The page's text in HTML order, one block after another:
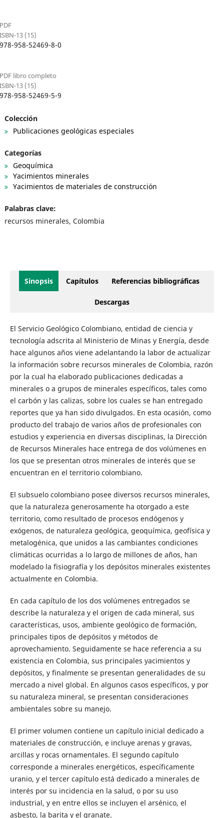
PDF
ISBN-13 (15)
978-958-52469-8-0
PDF libro completo
ISBN-13 (15)
978-958-52469-5-9
Colección
Publicaciones geológicas especiales
Categorías
Geoquímica
Yacimientos minerales
Yacimientos de materiales de construcción
Palabras clave:
recursos minerales, Colombia
Sinopsis Capítulos Referencias bibliográficas
Descargas
El Servicio Geológico Colombiano, entidad de ciencia y
tecnología adscrita al Ministerio de Minas y Energía, desde
hace algunos años viene adelantando la labor de actualizar
la información sobre recursos minerales de Colombia, razón
por la cual ha elaborado publicaciones dedicadas a
minerales o a grupos de minerales específicos, tales como
el carbón y las calizas, sobre los cuales se han entregado
reportes que ya han sido divulgados. En esta ocasión, como
producto del trabajo de varios años de profesionales con
estudios y experiencia en diversas disciplinas, la Dirección
de Recursos Minerales hace entrega de dos volúmenes en
los que se presentan otros minerales de interés que se
encuentran en el territorio colombiano.
El subsuelo colombiano posee diversos recursos minerales,
que la naturaleza generosamente ha otorgado a este
territorio, como resultado de procesos endógenos y
exógenos, de naturaleza geológica, geoquímica, geofísica y
metalogénica, que unidos a las cambiantes condiciones
climáticas ocurridas a lo largo de millones de años, han
modelado la fisiografía y los depósitos minerales existentes
actualmente en Colombia.
En cada capítulo de los dos volúmenes entregados se
describe la naturaleza y el origen de cada mineral, sus
características, usos, ambiente geológico de formación,
principales tipos de depósitos y métodos de
aprovechamiento. Seguidamente se hace referencia a su
existencia en Colombia, sus principales yacimientos y
depósitos, y finalmente se presentan generalidades de su
mercado a nivel global. En algunos casos específicos, y por
su naturaleza mineral, se presentan consideraciones
ambientales sobre su manejo.
El primer volumen contiene un capítulo inicial dedicado a
materiales de construcción, e incluye arenas y gravas,
arcillas y rocas ornamentales. El segundo capítulo
corresponde a minerales energéticos, específicamente
uranio, y el tercer capítulo está dedicado a minerales de
interés por su incidencia en la salud, o por su uso
industrial, y en entre ellos se incluyen el arsénico, el
asbesto, la barita y el granate.